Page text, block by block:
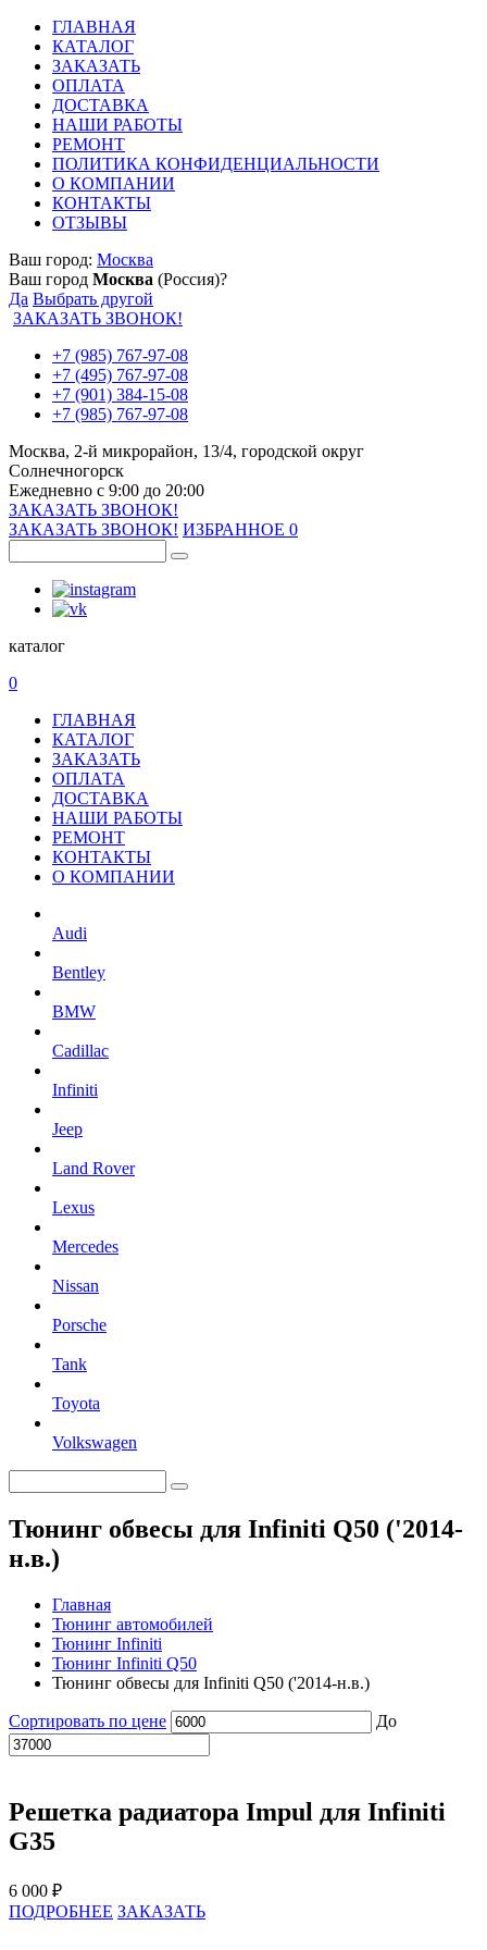
ГЛАВНАЯ
КАТАЛОГ
ЗАКАЗАТЬ
ОПЛАТА
ДОСТАВКА
НАШИ РАБОТЫ
РЕМОНТ
ПОЛИТИКА КОНФИДЕНЦИАЛЬНОСТИ
О КОМПАНИИ
КОНТАКТЫ
ОТЗЫВЫ
Ваш город: Москва
Ваш город Москва (Россия)?
Да Выбрать другой
ЗАКАЗАТЬ ЗВОНОК!
+7 (985) 767-97-08
+7 (495) 767-97-08
+7 (901) 384-15-08
+7 (985) 767-97-08
Москва, 2-й микрорайон, 13/4, городской округ
Солнечногорск
Ежедневно с 9:00 до 20:00
ЗАКАЗАТЬ ЗВОНОК!
ЗАКАЗАТЬ ЗВОНОК! ИЗБРАННОЕ 0
каталог
0
ГЛАВНАЯ
КАТАЛОГ
ЗАКАЗАТЬ
ОПЛАТА
ДОСТАВКА
НАШИ РАБОТЫ
РЕМОНТ
КОНТАКТЫ
О КОМПАНИИ
Audi
Bentley
BMW
Cadillac
Infiniti
Jeep
Land Rover
Lexus
Mercedes
Nissan
Porsche
Tank
Toyota
Volkswagen
Тюнинг обвесы для Infiniti Q50 ('2014-
н.в.)
Главная
Тюнинг автомобилей
Тюнинг Infiniti
Тюнинг Infiniti Q50
Тюнинг обвесы для Infiniti Q50 ('2014-н.в.)
Сортировать по цене До
Решетка радиатора Impul для Infiniti
G35
6 000 ₽
ПОДРОБНЕЕ ЗАКАЗАТЬ